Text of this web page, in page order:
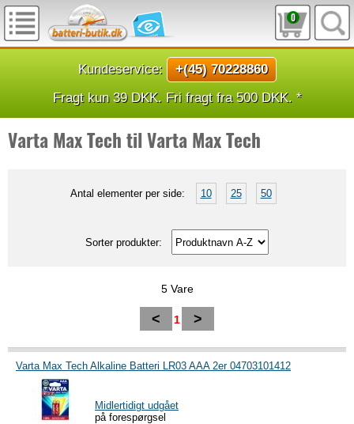
0
Kundeservice:
+(45) 70228860
Fragt kun 39 DKK. Fri fragt fra 500 DKK. *
Varta Max Tech til Varta Max Tech
Antal elementer per side: 10 25 50
Sorter produkter:
5 Vare
< 1 >
Varta Max Tech Alkaline Batteri LR03 AAA 2er 04703101412
Midlertidigt udgået
på forespørgsel